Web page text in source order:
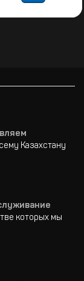
Казахстану
которых мы